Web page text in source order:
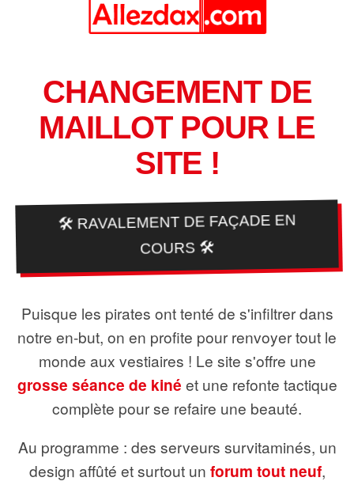
CHANGEMENT DE
MAILLOT POUR LE
SITE !
🛠️ RAVALEMENT DE FAÇADE EN
COURS 🛠️
Puisque les pirates ont tenté de s'infiltrer dans
notre en-but, on en profite pour renvoyer tout le
monde aux vestiaires ! Le site s'offre une
grosse séance de kiné et une refonte tactique
complète pour se refaire une beauté.
Au programme : des serveurs survitaminés, un
design affûté et surtout un forum tout neuf,